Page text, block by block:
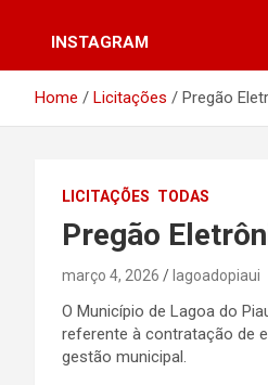
INSTAGRAM
Home Licitações Pregão
LICITAÇÕES TODAS
Pregão
março 4, 2026 lagoadopiaui
O Município de Lagoa do
referente à contratação de
gestão municipal.